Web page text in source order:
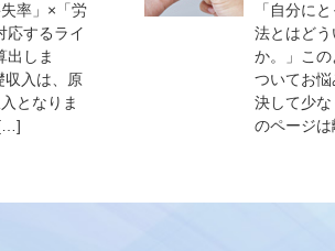
率」×「労
応するライ
出しま
収入は、原
となりま
「自分に
法とはどう
か。」こ
ついてお悩
決して少な
のページ